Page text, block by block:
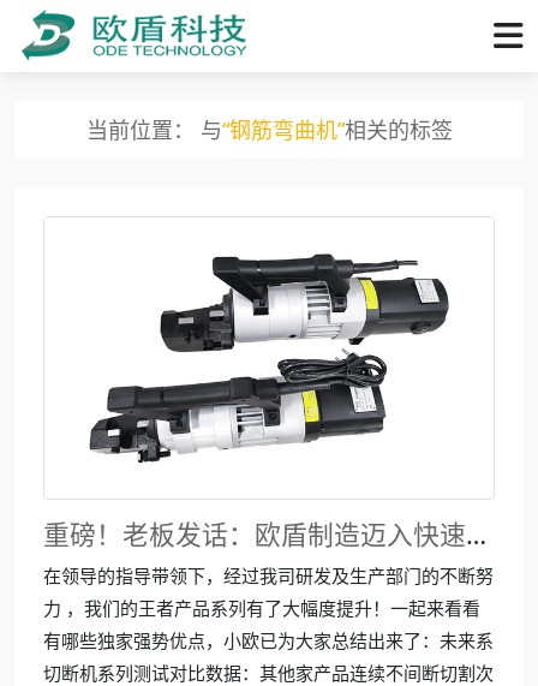
当前位置： 与“钢筋弯曲机”相关的标签
重磅！老板发话：欧盾制造迈入快速发展期，开干！
在领导的指导带领下，经过我司研发及生产部门的不断努
力 ，我们的王者产品系列有了大幅度提升！一起来看看
有哪些独家强势优点，小欧已为大家总结出来了：未来系
切断机系列测试对比数据：其他家产品连续不间断切割次